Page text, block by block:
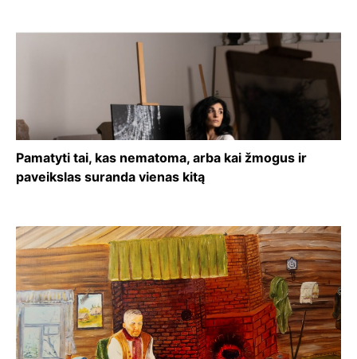
Pamatyti tai, kas nematoma, arba kai žmogus ir
paveikslas suranda vienas kitą